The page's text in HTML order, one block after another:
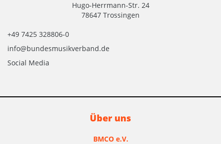
Hugo-Herrmann-Str. 24
78647 Trossingen
+49 7425 328806-0
info@bundesmusikverband.de
Social Media
Über uns
BMCO e.V.